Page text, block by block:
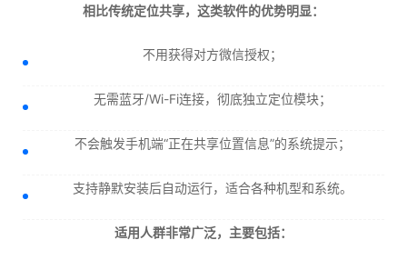
相比传统定位共享，这类软件的优势明显：
不用获得对方微信授权；
无需蓝牙/Wi-Fi连接，彻底独立定位模块；
不会触发手机端“正在共享位置信息”的系统提示；
支持静默安装后自动运行，适合各种机型和系统。
适用人群非常广泛，主要包括：